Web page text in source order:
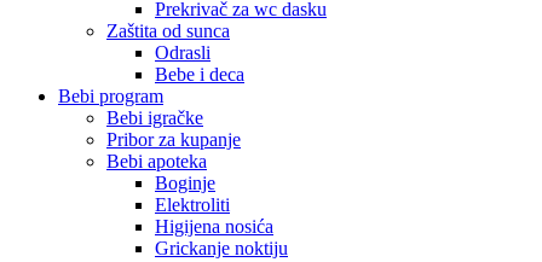
Prekrivač za wc dasku
Zaštita od sunca
Odrasli
Bebe i deca
Bebi program
Bebi igračke
Pribor za kupanje
Bebi apoteka
Boginje
Elektroliti
Higijena nosića
Grickanje noktiju